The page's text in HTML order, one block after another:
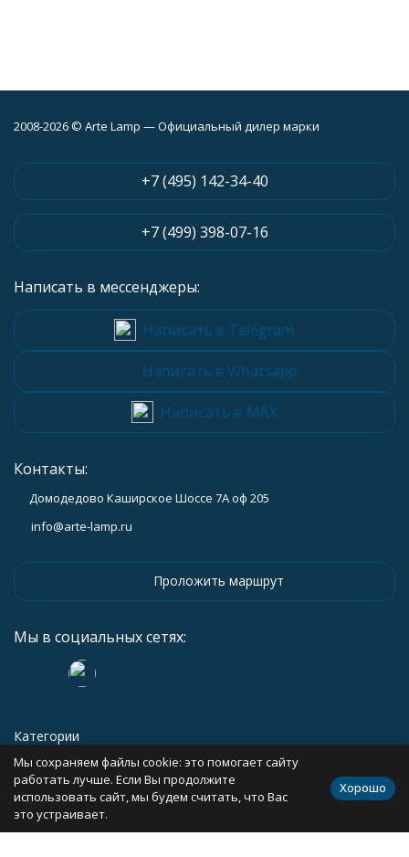
2008-2026 © Arte Lamp — Официальный дилер марки
+7 (495) 142-34-40
+7 (499) 398-07-16
Написать в мессенджеры:
Написать в Telegram
Написать в Whatsapp
Написать в MAX
Контакты:
Домодедово Каширское Шоссе 7А оф 205
info@arte-lamp.ru
Проложить маршрут
Мы в социальных сетях:
Категории
Информация
Политика персональных данных Карта сайта
Мы сохраняем файлы cookie: это помогает сайту
работать лучше. Если Вы продолжите
использовать сайт, мы будем считать, что Вас
это устраивает.
Хорошо